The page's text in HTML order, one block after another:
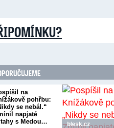
na
pohřbu:
se nebál.“
napjaté
s Medou…
blesk.cz